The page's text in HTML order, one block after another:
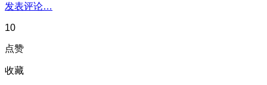
发表评论…
10
点赞
收藏